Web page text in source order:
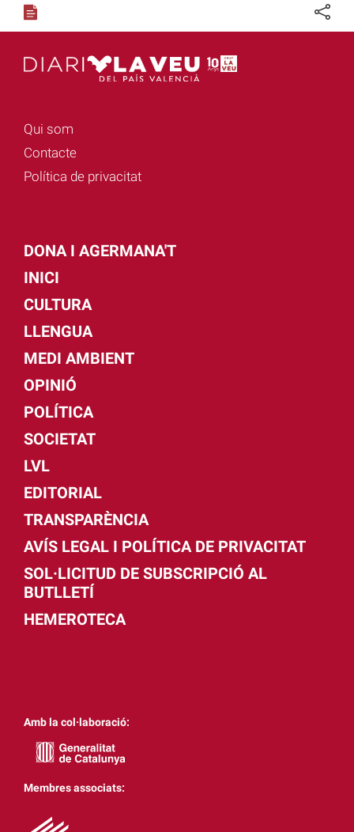
Qui som
Contacte
Política de privacitat
DONA I AGERMANA'T
INICI
CULTURA
LLENGUA
MEDI AMBIENT
OPINIÓ
POLÍTICA
SOCIETAT
LVL
EDITORIAL
TRANSPARÈNCIA
AVÍS LEGAL I POLÍTICA DE PRIVACITAT
SOL·LICITUD DE SUBSCRIPCIÓ AL
BUTLLETÍ
HEMEROTECA
Amb la col·laboració:
Membres associats: